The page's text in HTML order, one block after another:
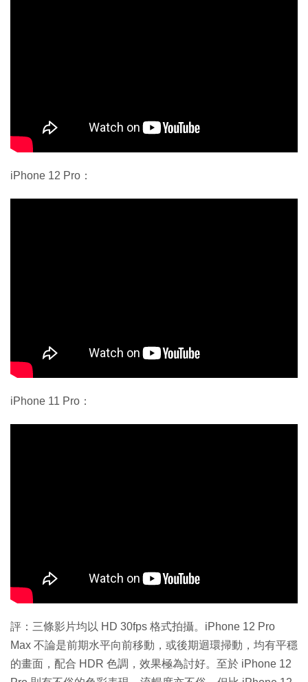
iPhone 12 Pro：
iPhone 11 Pro：
評：三條影片均以 HD 30fps 格式拍攝。iPhone 12 Pro
Max 不論是前期水平向前移動，或後期迴環掃動，均有平穩
的畫面，配合 HDR 色調，效果極為討好。至於 iPhone 12